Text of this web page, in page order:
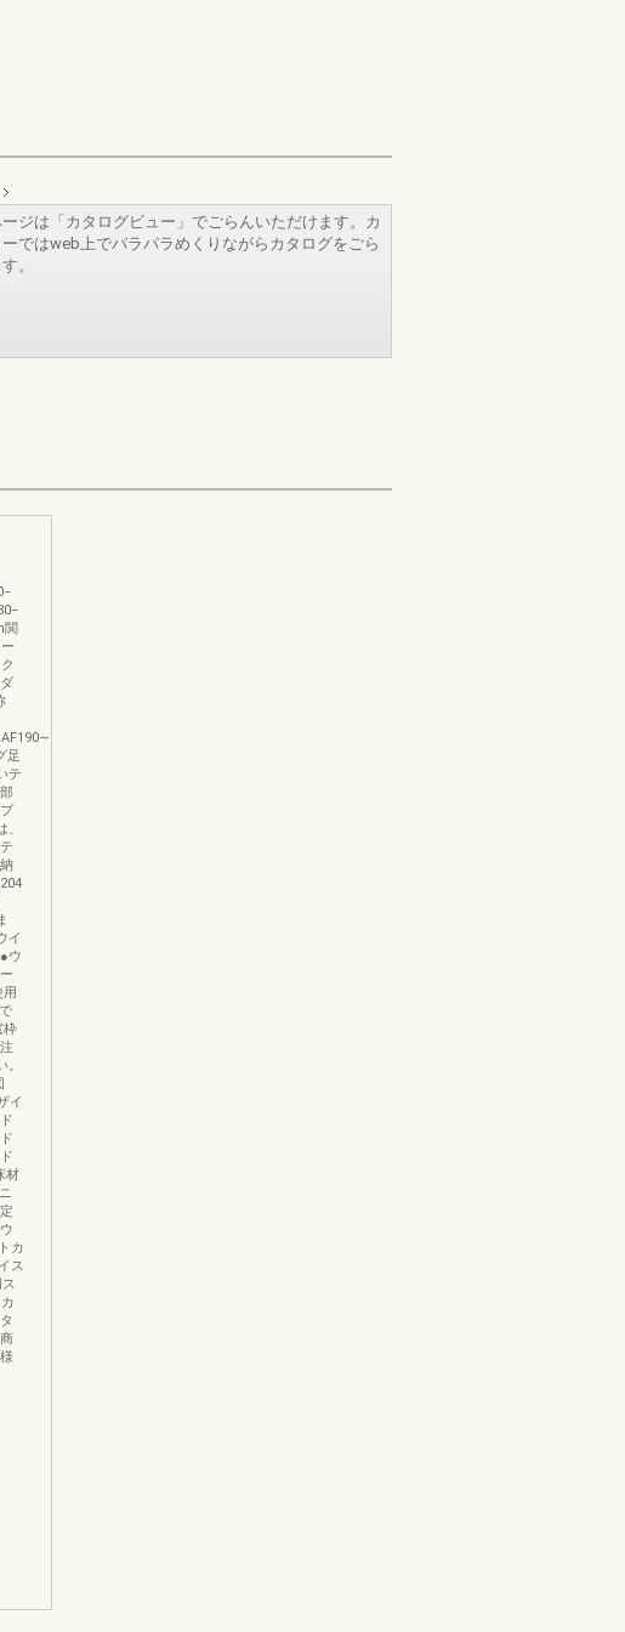
ジは「カタログビュー」でごらんいただけます。カ
ではweb上でパラパラめくりながらカタログをごら
。
関
足
テ
イ
ウ
用
枠
イ
材
カ
ス